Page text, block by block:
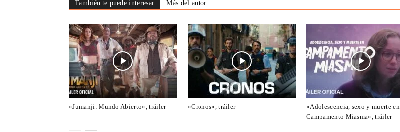
También te puede interesar Más del autor
«Jumanji: Mundo Abierto», tráiler «Cronos», tráiler
«Adolescencia, sexo y muerte en
Campamento Miasma», tráiler